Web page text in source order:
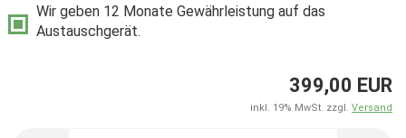
Wir geben 12 Monate Gewährleistung auf das
Austauschgerät.
399,00 EUR
inkl. 19% MwSt. zzgl. Versand